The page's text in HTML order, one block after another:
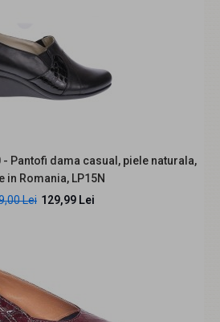
casual, din piele naturala Bej,
LP40BB
Lei 158,00 Lei
comozi si usori, se potrivesc atat
cat si sport. Sunt lucrati ..
Pantofi dama casual, piele naturala,
in Romania, LP15N
Lei 129,99 Lei